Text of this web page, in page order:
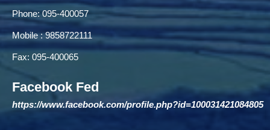
Phone: 095-400057
Mobile : 9858722111
Fax: 095-400065
Facebook Fed
https://www.facebook.com/profile.php?id=100031421084805